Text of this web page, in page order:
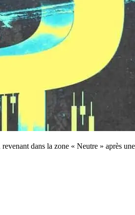
dans la zone « Neutre » après